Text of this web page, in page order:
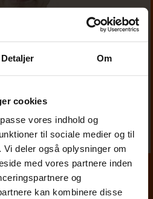
Detaljer Om
cookies
vores indhold og
til sociale medier og til
deler også oplysninger om
med vores partnere inden
og
kan kombinere disse